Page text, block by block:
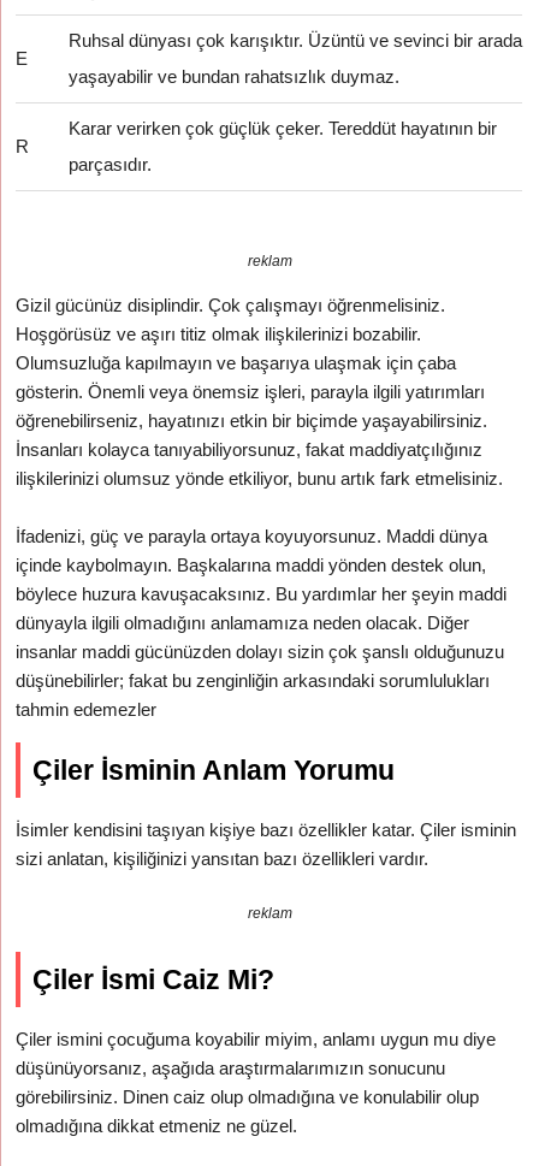
E
Ruhsal dünyası çok karışıktır. Üzüntü ve sevinci bir arada
yaşayabilir ve bundan rahatsızlık duymaz.
R
Karar verirken çok güçlük çeker. Tereddüt hayatının bir
parçasıdır.
reklam
Gizil gücünüz disiplindir. Çok çalışmayı öğrenmelisiniz.
Hoşgörüsüz ve aşırı titiz olmak ilişkilerinizi bozabilir.
Olumsuzluğa kapılmayın ve başarıya ulaşmak için çaba
gösterin. Önemli veya önemsiz işleri, parayla ilgili yatırımları
öğrenebilirseniz, hayatınızı etkin bir biçimde yaşayabilirsiniz.
İnsanları kolayca tanıyabiliyorsunuz, fakat maddiyatçılığınız
ilişkilerinizi olumsuz yönde etkiliyor, bunu artık fark etmelisiniz.
İfadenizi, güç ve parayla ortaya koyuyorsunuz. Maddi dünya
içinde kaybolmayın. Başkalarına maddi yönden destek olun,
böylece huzura kavuşacaksınız. Bu yardımlar her şeyin maddi
dünyayla ilgili olmadığını anlamamıza neden olacak. Diğer
insanlar maddi gücünüzden dolayı sizin çok şanslı olduğunuzu
düşünebilirler; fakat bu zenginliğin arkasındaki sorumlulukları
tahmin edemezler
Çiler İsminin Anlam Yorumu
İsimler kendisini taşıyan kişiye bazı özellikler katar. Çiler isminin
sizi anlatan, kişiliğinizi yansıtan bazı özellikleri vardır.
reklam
Çiler İsmi Caiz Mi?
Çiler ismini çocuğuma koyabilir miyim, anlamı uygun mu diye
düşünüyorsanız, aşağıda araştırmalarımızın sonucunu
görebilirsiniz. Dinen caiz olup olmadığına ve konulabilir olup
olmadığına dikkat etmeniz ne güzel.